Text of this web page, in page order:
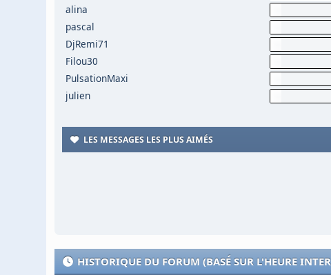
alina
pascal
DjRemi71
Filou30
PulsationMaxi
julien
LES MESSAGES LES PLUS AIMÉS
HISTORIQUE DU FORUM (BASÉ SUR L'HEURE